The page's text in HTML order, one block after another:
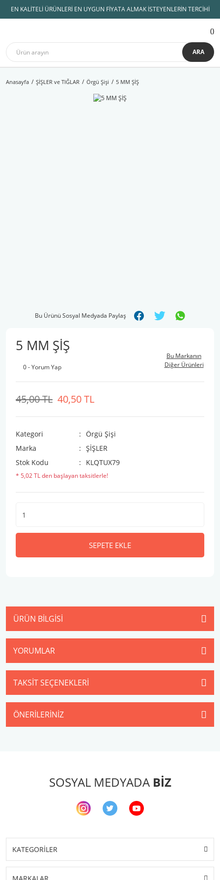
EN KALİTELİ ÜRÜNLERİ EN UYGUN FİYATA ALMAK İSTEYENLERİN TERCİHİ
ARA
Anasayfa ŞİŞLER ve TIĞLAR Örgü Şişi 5 MM ŞİŞ
Bu Ürünü Sosyal Medyada Paylaş
5 MM ŞİŞ
0 - Yorum Yap
Bu Markanın
Diğer Ürünleri
40,50 TL
45,00 TL
Kategori
Örgü Şişi
Marka
ŞİŞLER
Stok Kodu
KLQTUX79
* 5,02 TL den başlayan taksitlerle!
SEPETE EKLE
ÜRÜN BILGISI
YORUMLAR
TAKSIT SEÇENEKLERI
ÖNERILERINIZ
SOSYAL MEDYADA BİZ
KATEGORİLER